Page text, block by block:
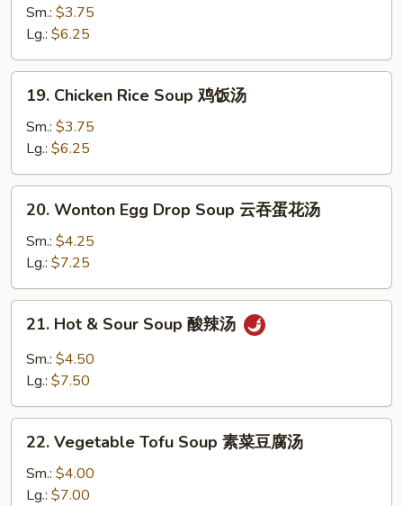
Noodle
Soup
鸡
面
Sm.: $3.75
Lg.: $6.25
Chicken
Rice
Soup
鸡
饭
19. Chicken Rice Soup 鸡饭汤
Sm.: $3.75
Lg.: $6.25
Wonton
Egg
Drop
Soup
云
20. Wonton Egg Drop Soup 云吞蛋花汤
Sm.: $4.25
Lg.: $7.25
Hot
Sour
酸
21. Hot & Sour Soup 酸辣汤
Sm.: $4.50
Lg.: $7.50
Vegetable
Tofu
Soup
22. Vegetable Tofu Soup 素菜豆腐汤
Sm.: $4.00
Lg.: $7.00